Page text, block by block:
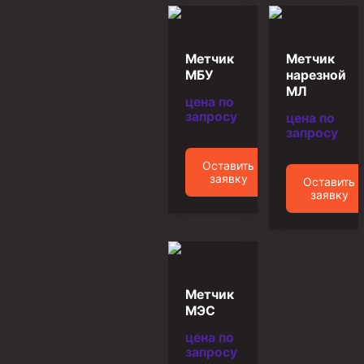
Метчик
МБУ
цена по
запросу
Оставить
заявку
Метчик
нарезной
МЛ
цена по
запросу
Оставить
заявку
Метчик
МЭС
цена по
запросу